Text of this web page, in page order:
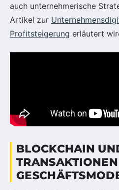
auch unternehmerische
Artikel zur
Profitsteigerung erläutert
BLOCKCHAIN